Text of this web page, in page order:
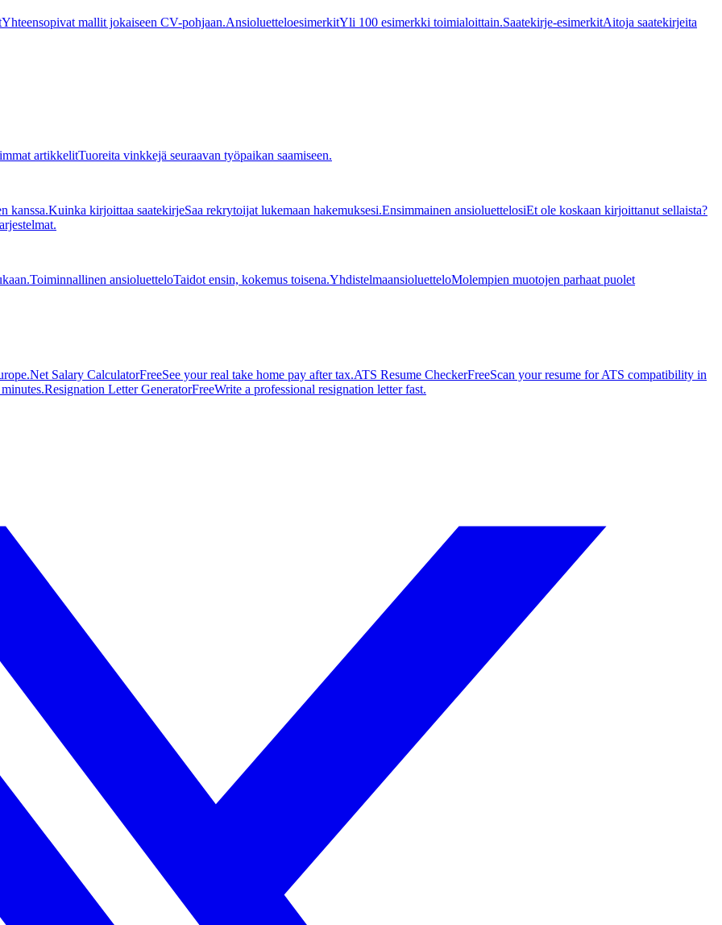
Yhteensopivat mallit jokaiseen CV-pohjaan.AnsioluetteloesimerkitYli 100 esimerkki toimialoittain.Saatekirje-esimerkitAitoja saatekirjeita
artikkelitTuoreita vinkkejä seuraavan työpaikan saamiseen.
kanssa.Kuinka kirjoittaa saatekirjeSaa rekrytoijat lukemaan hakemuksesi.Ensimmainen ansioluettelosiEt ole koskaan kirjoittanut sellaista?
Toiminnallinen ansioluetteloTaidot ensin, kokemus toisena.YhdistelmaansioluetteloMolempien muotojen parhaat puolet
Net Salary CalculatorFreeSee your real take home pay after tax.ATS Resume CheckerFreeScan your resume for ATS compatibility in
Resignation Letter GeneratorFreeWrite a professional resignation letter fast.